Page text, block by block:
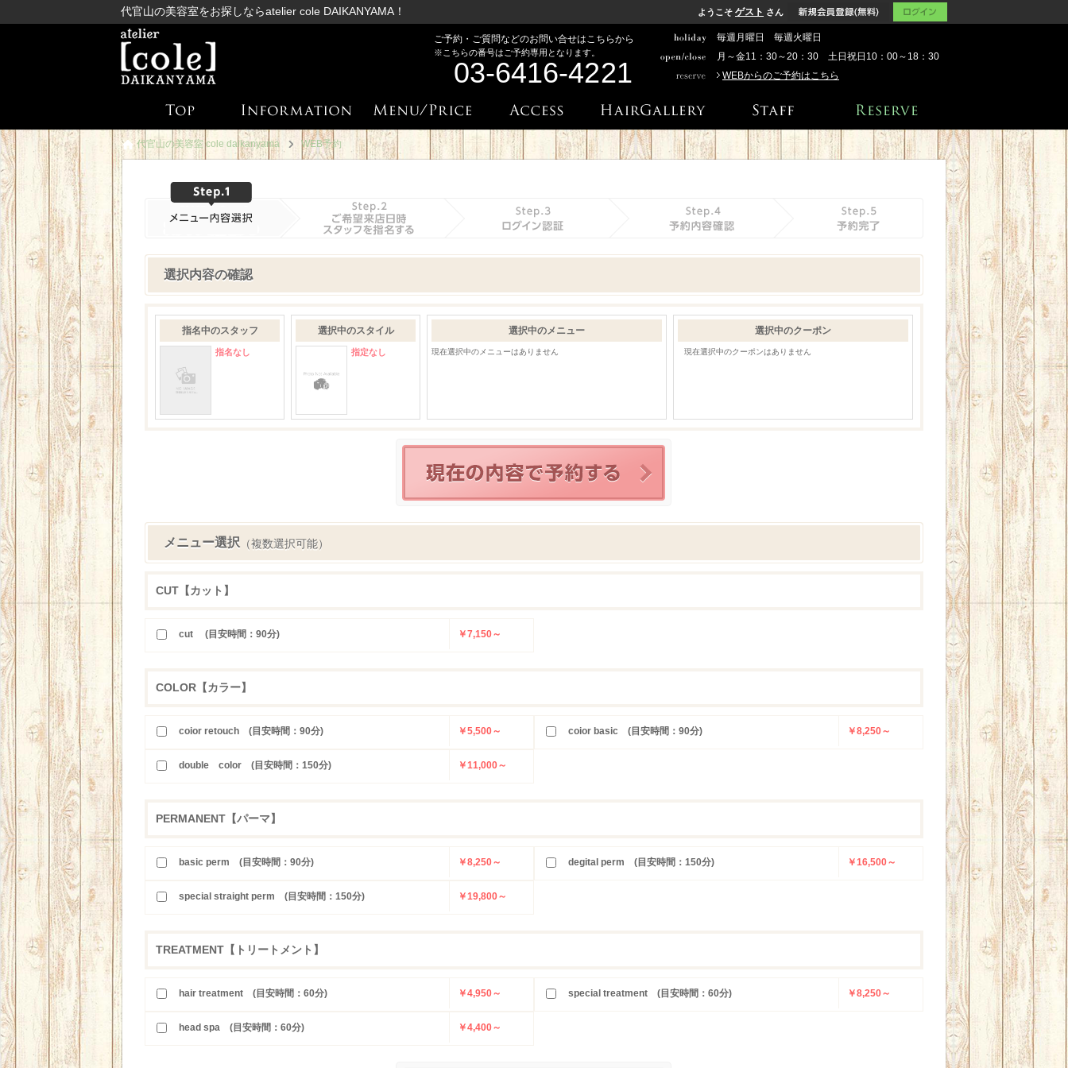
代官山の美容室をお探しならatelier cole DAIKANYAMA！
毎週月曜日 毎週火曜日
月～金11：30～20：30 土日祝日10：00～18：30
WEBからのご予約はこちら
ご予約・ご質問などのお問い合せはこちらから
03-6416-4221
ようこそ ゲスト さん
代官山の美容室 cole daikanyama WEB予約
選択内容の確認
指名中のスタッフ
指名なし
選択中のスタイル
指定なし
選択中のメニュー
現在選択中のメニューはありません
選択中のクーポン
現在選択中のクーポンはありません
メニュー選択 （複数選択可能）
CUT【カット】
cut (目安時間：90分) ￥7,150～
COLOR【カラー】
coior retouch (目安時間：90分) ￥5,500～ coior basic (目安時間：90分) ￥8,250～
double color (目安時間：150分) ￥11,000～
PERMANENT【パーマ】
basic perm (目安時間：90分) ￥8,250～ degital perm (目安時間：150分) ￥16,500～
special straight perm (目安時間：150分) ￥19,800～
TREATMENT【トリートメント】
hair treatment (目安時間：60分) ￥4,950～ special treatment (目安時間：60分) ￥8,250～
head spa (目安時間：60分) ￥4,400～